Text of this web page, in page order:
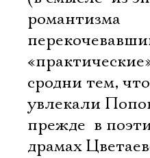
романтизма
сродни тем,
увлекали
прежде  в
драмах